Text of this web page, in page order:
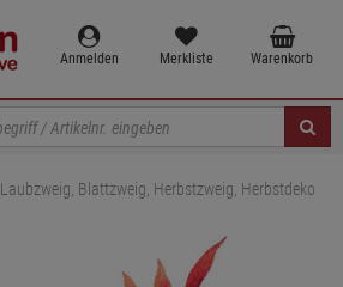
Anmelden Merkliste Warenkorb
Laubzweig, Blattzweig, Herbstzweig, Herbstdeko